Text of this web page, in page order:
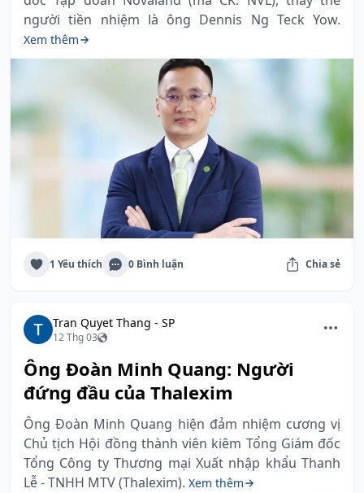
người tiền nhiệm là ông Dennis Ng Teck Yow.
Xem thêm
1 Yêu thích 0 Bình luận Chia sẻ
Tran Quyet Thang - SP
12 Thg 03
Ông Đoàn Minh Quang: Người
đứng đầu của Thalexim
Ông Đoàn Minh Quang hiện đảm nhiệm cương vị
Chủ tịch Hội đồng thành viên kiêm Tổng Giám đốc
Tổng Công ty Thương mại Xuất nhập khẩu Thanh
Lễ - TNHH MTV (Thalexim). Xem thêm